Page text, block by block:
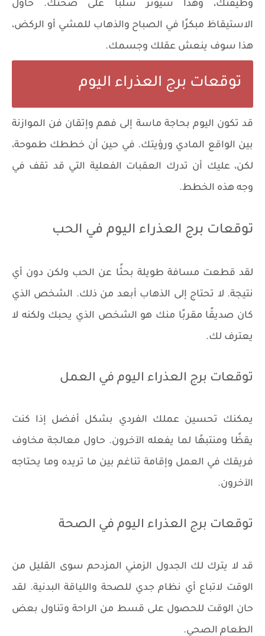
وظيفتك، وهذا سيؤثر سلبًا على صحتك. حاول
الاستيقاظ مبكرًا في الصباح والذهاب للمشي أو الركض،
هذا سوف ينعش عقلك وجسمك.
توقعات برج العذراء اليوم
قد تكون اليوم بحاجة ماسة إلى فهم وإتقان فن الموازنة
بين الواقع المادي ورؤيتك. في حين أن خططك طموحة،
لكن، عليك أن تدرك العقبات الفعلية التي قد تقف في
وجه هذه الخطط.
توقعات برج العذراء اليوم في الحب
لقد قطعت مسافة طويلة بحثًا عن الحب ولكن دون أي
نتيجة. لا تحتاج إلى الذهاب أبعد من ذلك. الشخص الذي
كان صديقًا مقربًا منك هو الشخص الذي يحبك ولكنه لا
يعترف لك.
توقعات برج العذراء اليوم في العمل
يمكنك تحسين عملك الفردي بشكل أفضل إذا كنت
يقظًا ومنتبهًا لما يفعله الآخرون. حاول معالجة مخاوف
فريقك في العمل وإقامة تناغم بين ما تريده وما يحتاجه
الآخرون.
توقعات برج العذراء اليوم في الصحة
قد لا يترك لك الجدول الزمني المزدحم سوى القليل من
الوقت لاتباع أي نظام جدي للصحة واللياقة البدنية. لقد
حان الوقت للحصول على قسط من الراحة وتناول بعض
الطعام الصحي.